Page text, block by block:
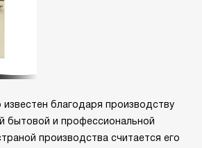
благодаря производству
бытовой и профессиональной
производства считается его